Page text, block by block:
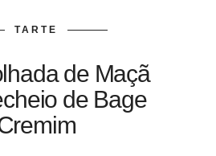
TARTE
de Maçã
de Bage